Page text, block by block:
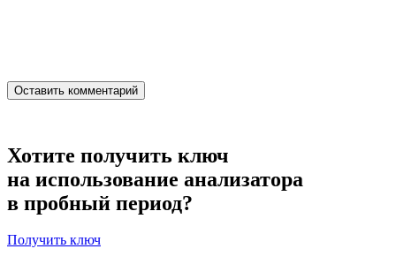
Хотите получить ключ
на использование анализатора
в пробный период?
Получить ключ